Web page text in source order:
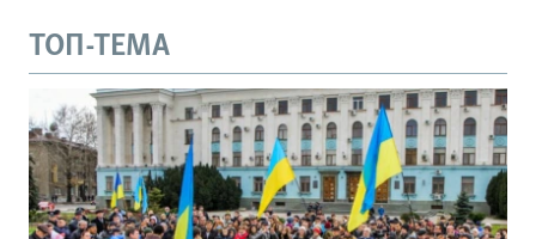
ТОП-ТЕМА